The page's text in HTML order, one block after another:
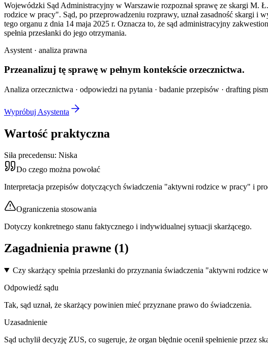
Wojewódzki Sąd Administracyjny w Warszawie rozpoznał sprawę ze skargi M.
rodzice w pracy". Sąd, po przeprowadzeniu rozprawy, uznał zasadność skargi i
tego organu z dnia 14 maja 2025 r. Oznacza to, że sąd administracyjny
spełnia przesłanki do jego otrzymania.
Asystent · analiza prawna
Przeanalizuj tę sprawę w pełnym kontekście orzecznictwa.
Analiza orzecznictwa · odpowiedzi na pytania · badanie przepisów · drafting
Wypróbuj Asystenta
Wartość praktyczna
Siła precedensu: Niska
Do czego można powołać
Interpretacja przepisów dotyczących świadczenia "aktywni rodzice w pracy" i
Ograniczenia stosowania
Dotyczy konkretnego stanu faktycznego i indywidualnej sytuacji skarżącego.
Zagadnienia prawne (1)
Czy skarżący spełnia przesłanki do przyznania świadczenia "aktywni rodzice
Odpowiedź sądu
Tak, sąd uznał, że skarżący powinien mieć przyznane prawo do świadczenia.
Uzasadnienie
Sąd uchylił decyzję ZUS, co sugeruje, że organ błędnie ocenił spełnienie przez